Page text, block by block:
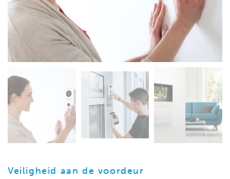
Veiligheid aan de voordeur